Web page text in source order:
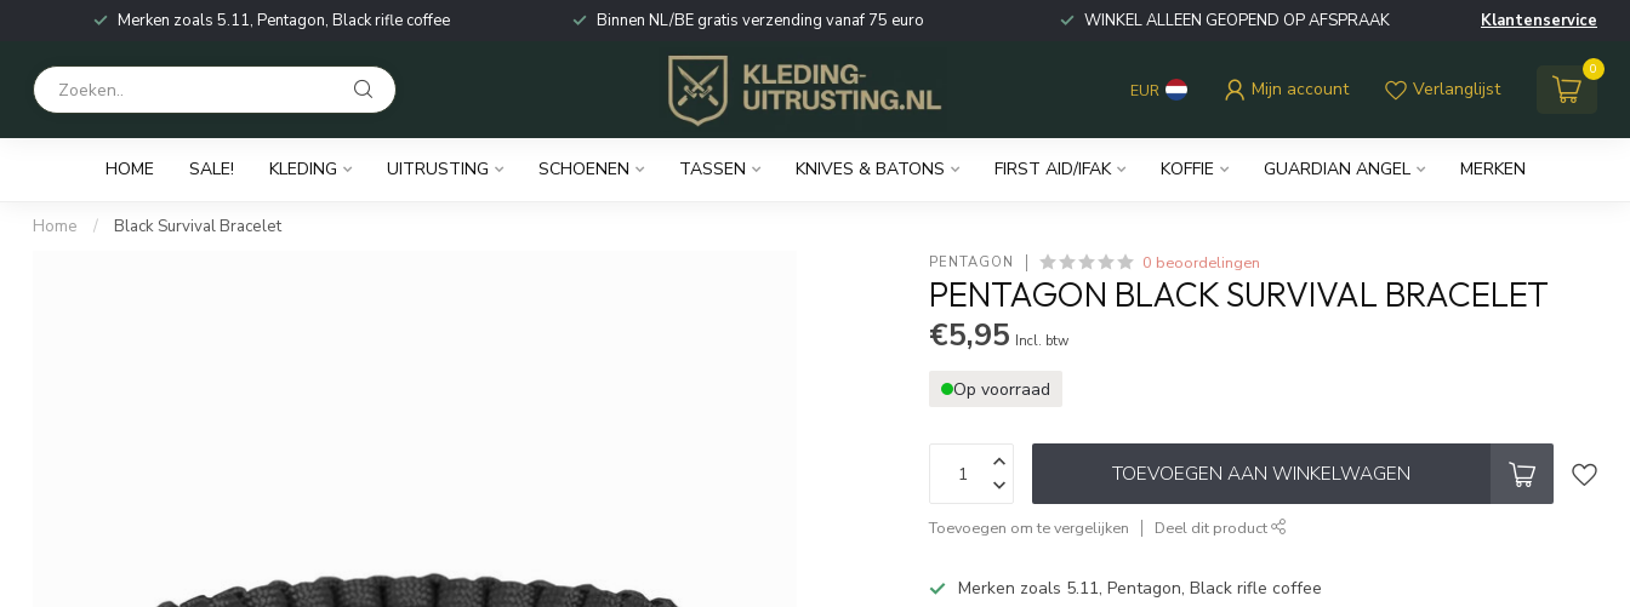
Merken zoals 5.11, Pentagon, Black rifle coffee Binnen NL/BE gratis verzending vanaf 75 euro WINKEL ALLEEN GEOPEND OP AFSPRAAK Klantenservice
EUR Mijn account Verlanglijst
0
HOME SALE! KLEDING UITRUSTING SCHOENEN TASSEN KNIVES & BATONS FIRST AID/IFAK KOFFIE GUARDIAN ANGEL MERKEN
Home / Black Survival Bracelet
PENTAGON 0 beoordelingen
PENTAGON BLACK SURVIVAL BRACELET
€5,95 Incl. btw
Op voorraad
TOEVOEGEN AAN WINKELWAGEN
Toevoegen om te vergelijken Deel dit product
Merken zoals 5.11, Pentagon, Black rifle coffee